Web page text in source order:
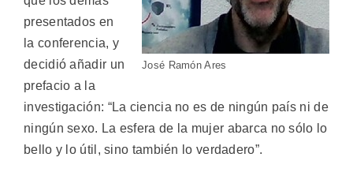
José Ramón Ares
presentados en
la conferencia, y
decidió añadir un
prefacio a la
investigación: “La ciencia no es de ningún país ni de
ningún sexo. La esfera de la mujer abarca no sólo lo
bello y lo útil, sino también lo verdadero”.